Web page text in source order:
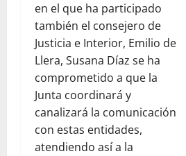
en el que ha participado
también el consejero de
Justicia e Interior, Emilio de
Llera, Susana Díaz se ha
comprometido a que la
Junta coordinará y
canalizará la comunicación
con estas entidades,
atendiendo así a la